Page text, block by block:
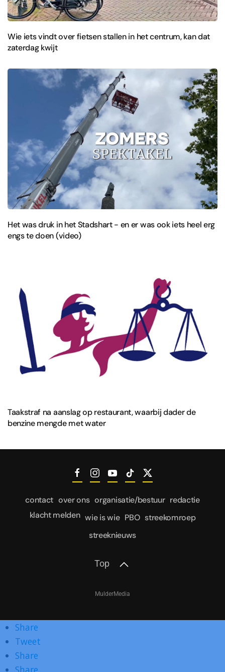
Wie iets vindt over fietsen stallen in het centrum, kan dat
zaterdag kwijt
Het was druk in het Stadshart - en er was ook iets heel erg
engs te doen (video)
Taakstraf na aanslag op restaurant, waarbij dader de
benzine mengde met water
contact over ons organisatie/bestuur redactie
klacht melden wie is wie PBO streekomroep
streeknieuws
Top
MulderMedia
Share
Tweet
Share